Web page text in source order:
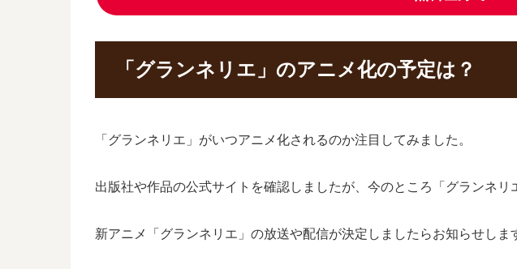
「グランネリエ」のアニメ化の予定は？
「グランネリエ」がいつアニメ化されるのか注目してみました。
出版社や作品の公式サイトを確認しましたが、今のところ「グランネ
新アニメ「グランネリエ」の放送や配信が決定しましたらお知らせしま